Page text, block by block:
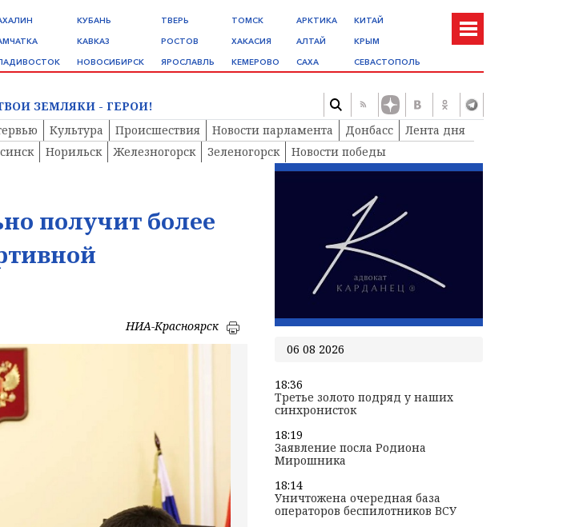
КУБАНЬ
КАВКАЗ
НОВОСИБИРСК
ТВЕРЬ
РОСТОВ
ЯРОСЛАВЛЬ
ТОМСК
ХАКАСИЯ
КЕМЕРОВО
АРКТИКА
АЛТАЙ
САХА
КИТАЙ
КРЫМ
СЕВАСТОПОЛЬ
ЗЕМЛЯКИ - ГЕРОИ!
Культура Происшествия Новости парламента Донбасс
Лента дня
Норильск Железногорск Зеленогорск
Новости победы
получит более
НИА-Красноярск
06 08 2026
18:36
Третье золото подряд у наших
синхронисток
18:19
Заявление посла Родиона
Мирошника
18:14
Уничтожена очередная база
операторов беспилотников ВСУ